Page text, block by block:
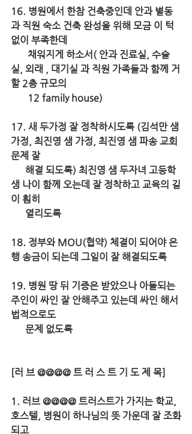
16. 병원에서 한참 건축중인데 안과 별동
과 직원 숙소 건축 완성을 위해 모금 이 턱
없이 부족한데
실, 외래 , 대기실 과 직원 가족들과 함께 거
할 2층 규모의
       12 family house)
17. 새 두가정 잘 정착하시도록 (김석만 샘
가정, 최진영 샘 가정, 최진영 샘 파송 교회
문제 잘
생 나이 함께 오는데 잘 정착하고 교육의 길
이 훤히
      열리도록
18. 정부와 MOU(협약) 체결이 되어야 은
행 송금이 되는데 그일이 잘 해결되도록
19. 병원 땅 뒤 기증은 받았으나 아들되는
주인이 싸인 잘 안해주고 있는데 싸인 해서
법적으로도
      문제 없도록
[러 브 @@@@ 트 러 스 트 기 도 제 목]
1. 러브 @@@@ 트러스트가 가지는 학교,
호스텔, 병원이 하나님의 뜻 가운데 잘 조화
되고